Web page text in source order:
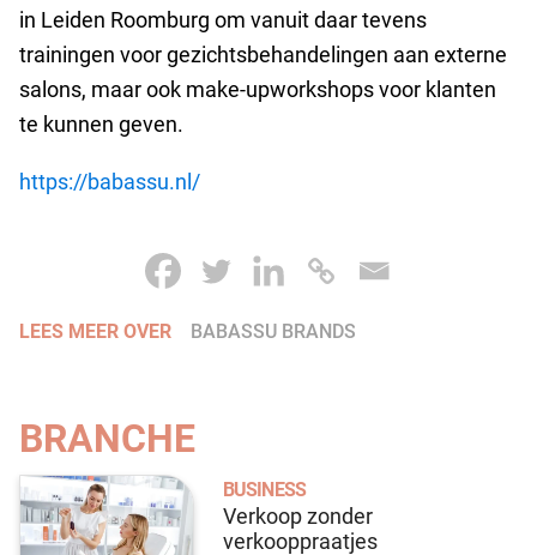
in Leiden Roomburg om vanuit daar tevens
trainingen voor gezichtsbehandelingen aan externe
salons, maar ook make-upworkshops voor klanten
te kunnen geven.
https://babassu.nl/
LEES MEER OVER BABASSU BRANDS
BRANCHE
BUSINESS
Verkoop zonder
verkooppraatjes